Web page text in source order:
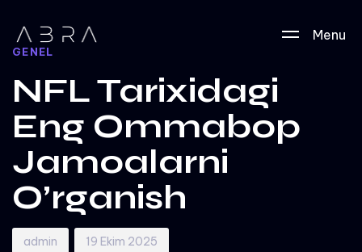
Menu
GENEL
NFL Tarixidagi
Eng Ommabop
Jamoalarni
O’rganish
admin 19 Ekim 2025